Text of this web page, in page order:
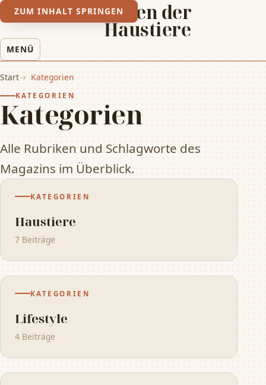
ZUM INHALT SPRINGEN
Leben der
Haustiere
MENÜ
Start Kategorien
KATEGORIEN
Kategorien
Alle Rubriken und Schlagworte des
Magazins im Überblick.
KATEGORIEN
Haustiere
7 Beiträge
KATEGORIEN
Lifestyle
4 Beiträge